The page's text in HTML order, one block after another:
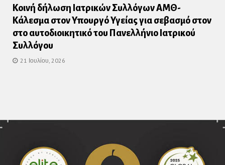
Κοινή δήλωση Ιατρικών Συλλόγων ΑΜΘ-
Κάλεσμα στον Υπουργό Υγείας για σεβασμό στον
στο αυτοδιοικητικό του Πανελλήνιο Ιατρικού
Συλλόγου
21 Ιουλίου, 2026